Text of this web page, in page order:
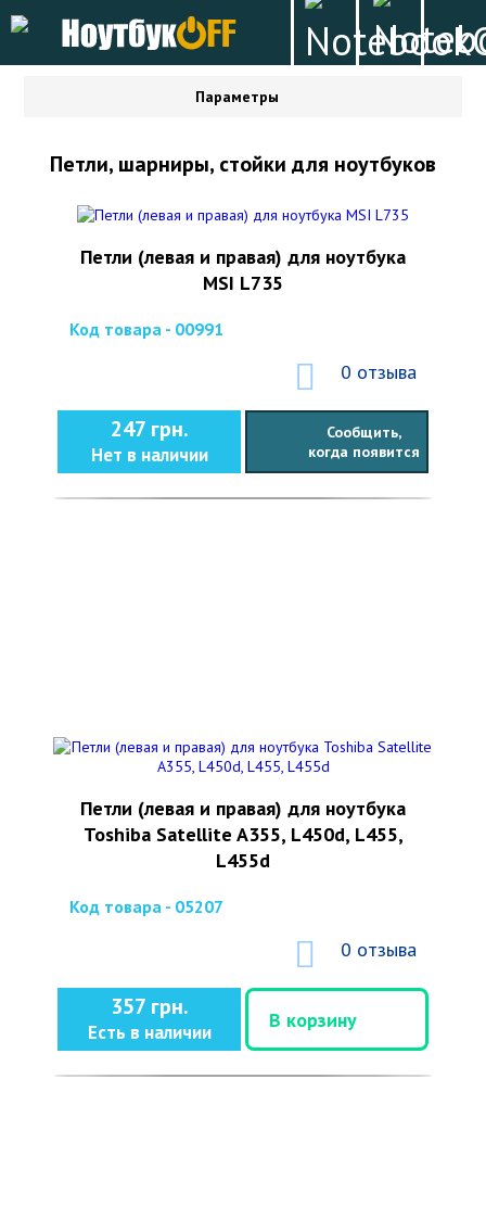
Параметры
Петли, шарниры, стойки для ноутбуков
Петли (левая и правая) для ноутбука
MSI L735
Код товара - 00991
0 отзыва
247 грн.
Нет в наличии
Сообщить,
когда появится
Петли (левая и правая) для ноутбука
Toshiba Satellite A355, L450d, L455,
L455d
Код товара - 05207
0 отзыва
357 грн.
Есть в наличии
В корзину